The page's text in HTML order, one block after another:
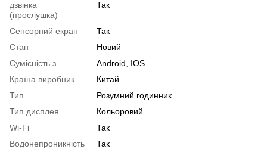
дзвінка
(прослушка)
Так
Сенсорний екран
Так
Стан
Новий
Сумісність з
Android, IOS
Країна виробник
Китай
Тип
Розумний годинник
Тип дисплея
Кольоровий
Wi-Fi
Так
Водонепроникність
Так